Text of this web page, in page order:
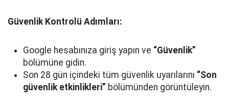
Güvenlik Kontrolü Adımları:
Google hesabınıza giriş yapın ve “Güvenlik”
bölümüne gidin.
Son 28 gün içindeki tüm güvenlik uyarılarını “Son
güvenlik etkinlikleri” bölümünden görüntüleyin.